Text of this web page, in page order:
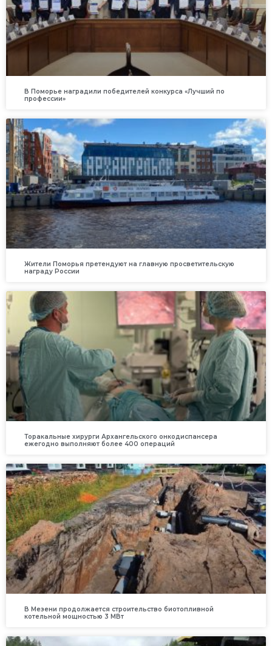
В Поморье наградили победителей конкурса «Лучший по
профессии»
Жители Поморья претендуют на главную просветительскую
награду России
Торакальные хирурги Архангельского онкодиспансера
ежегодно выполняют более 400 операций
В Мезени продолжается строительство биотопливной
котельной мощностью 3 МВт